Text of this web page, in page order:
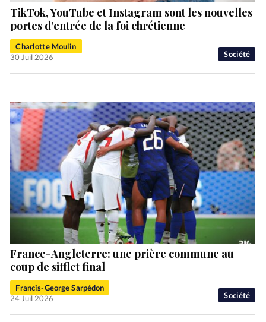
Société
TikTok, YouTube et Instagram sont les nouvelles
portes d’entrée de la foi chrétienne
Charlotte Moulin
30 Juil 2026
Société
France-Angleterre: une prière commune au
coup de sifflet final
Francis-George Sarpédon
24 Juil 2026